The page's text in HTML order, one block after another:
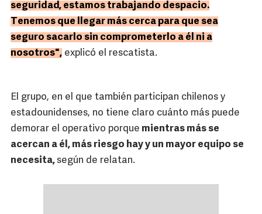
seguridad, estamos trabajando despacio.
Tenemos que llegar más cerca para que sea
seguro sacarlo sin comprometerlo a él ni a
nosotros", explicó el rescatista.
El grupo, en el que también participan chilenos y
estadounidenses, no tiene claro cuánto más puede
demorar el operativo porque mientras más se
acercan a él, más riesgo hay y un mayor equipo se
necesita,según de relatan.